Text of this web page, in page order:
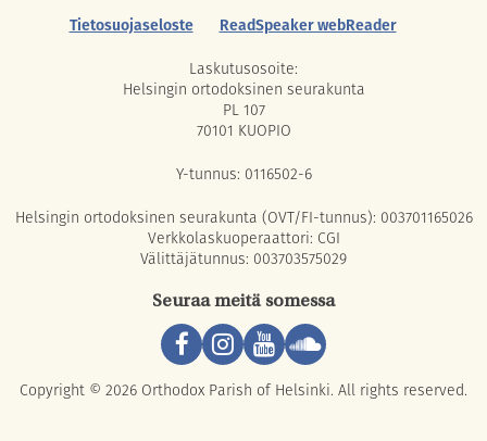
Tietosuojaseloste
ReadSpeaker webReader
Laskutusosoite:
Helsingin ortodoksinen seurakunta
PL 107
70101 KUOPIO
Y-tunnus: 0116502-6
Helsingin ortodoksinen seurakunta (OVT/FI-tunnus): 003701165026
Verkkolaskuoperaattori: CGI
Välittäjätunnus: 003703575029
Seuraa meitä somessa
Copyright © 2026 Orthodox Parish of Helsinki. All rights reserved.